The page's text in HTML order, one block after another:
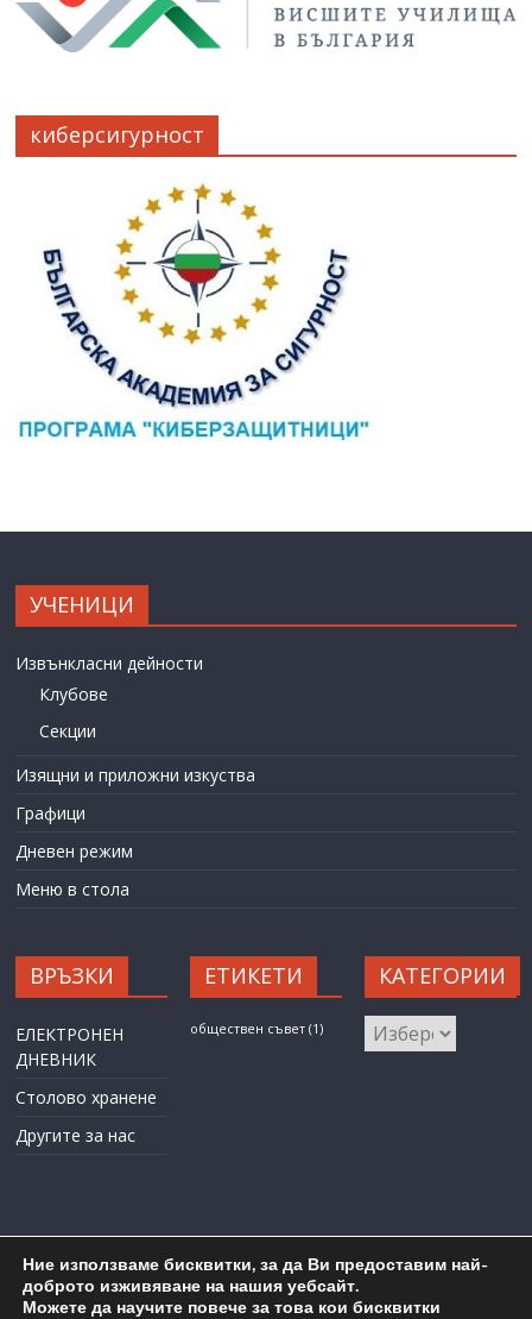
киберсигурност
УЧЕНИЦИ
Извънкласни дейности
Клубове
Секции
Изящни и приложни изкуства
Графици
Дневен режим
Меню в стола
ВРЪЗКИ
ЕЛЕКТРОНЕН
ДНЕВНИК
Столово хранене
Другите за нас
ЕТИКЕТИ
обществен съвет (1)
КАТЕГОРИИ
КАТЕГОРИИ
Карта на сайта Административен достъп
Ние използваме бисквитки, за да Ви предоставим най-
доброто изживяване на нашия уебсайт.
Можете да научите повече за това кои бисквитки